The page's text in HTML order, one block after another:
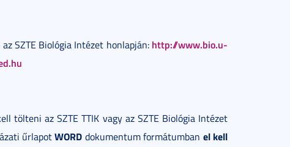
SZTE Biológia Intézet honlapján: http://www.bio.u-
tölteni az SZTE TTIK vagy az SZTE Biológia Intézet
űrlapotWORD dokumentum formátumban el kell